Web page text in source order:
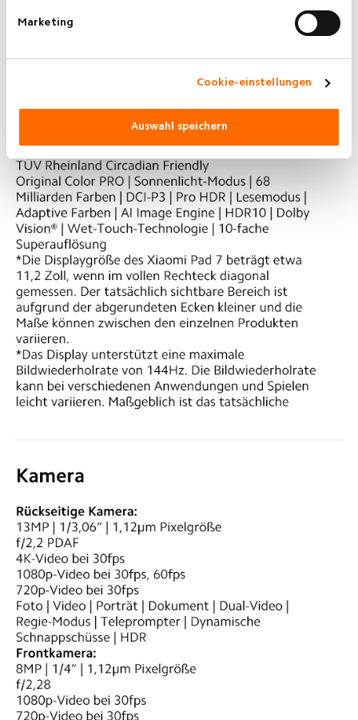
Marketing
Cookie-einstellungen
Auswahl speichern